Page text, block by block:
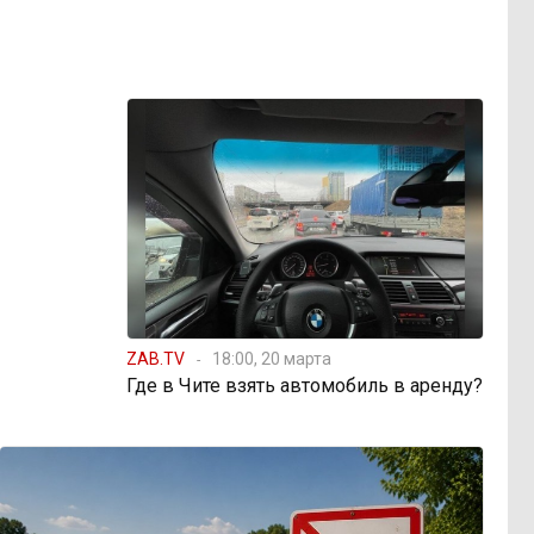
ZAB.TV 18:00, 20 марта
Где в Чите взять автомобиль в аренду?